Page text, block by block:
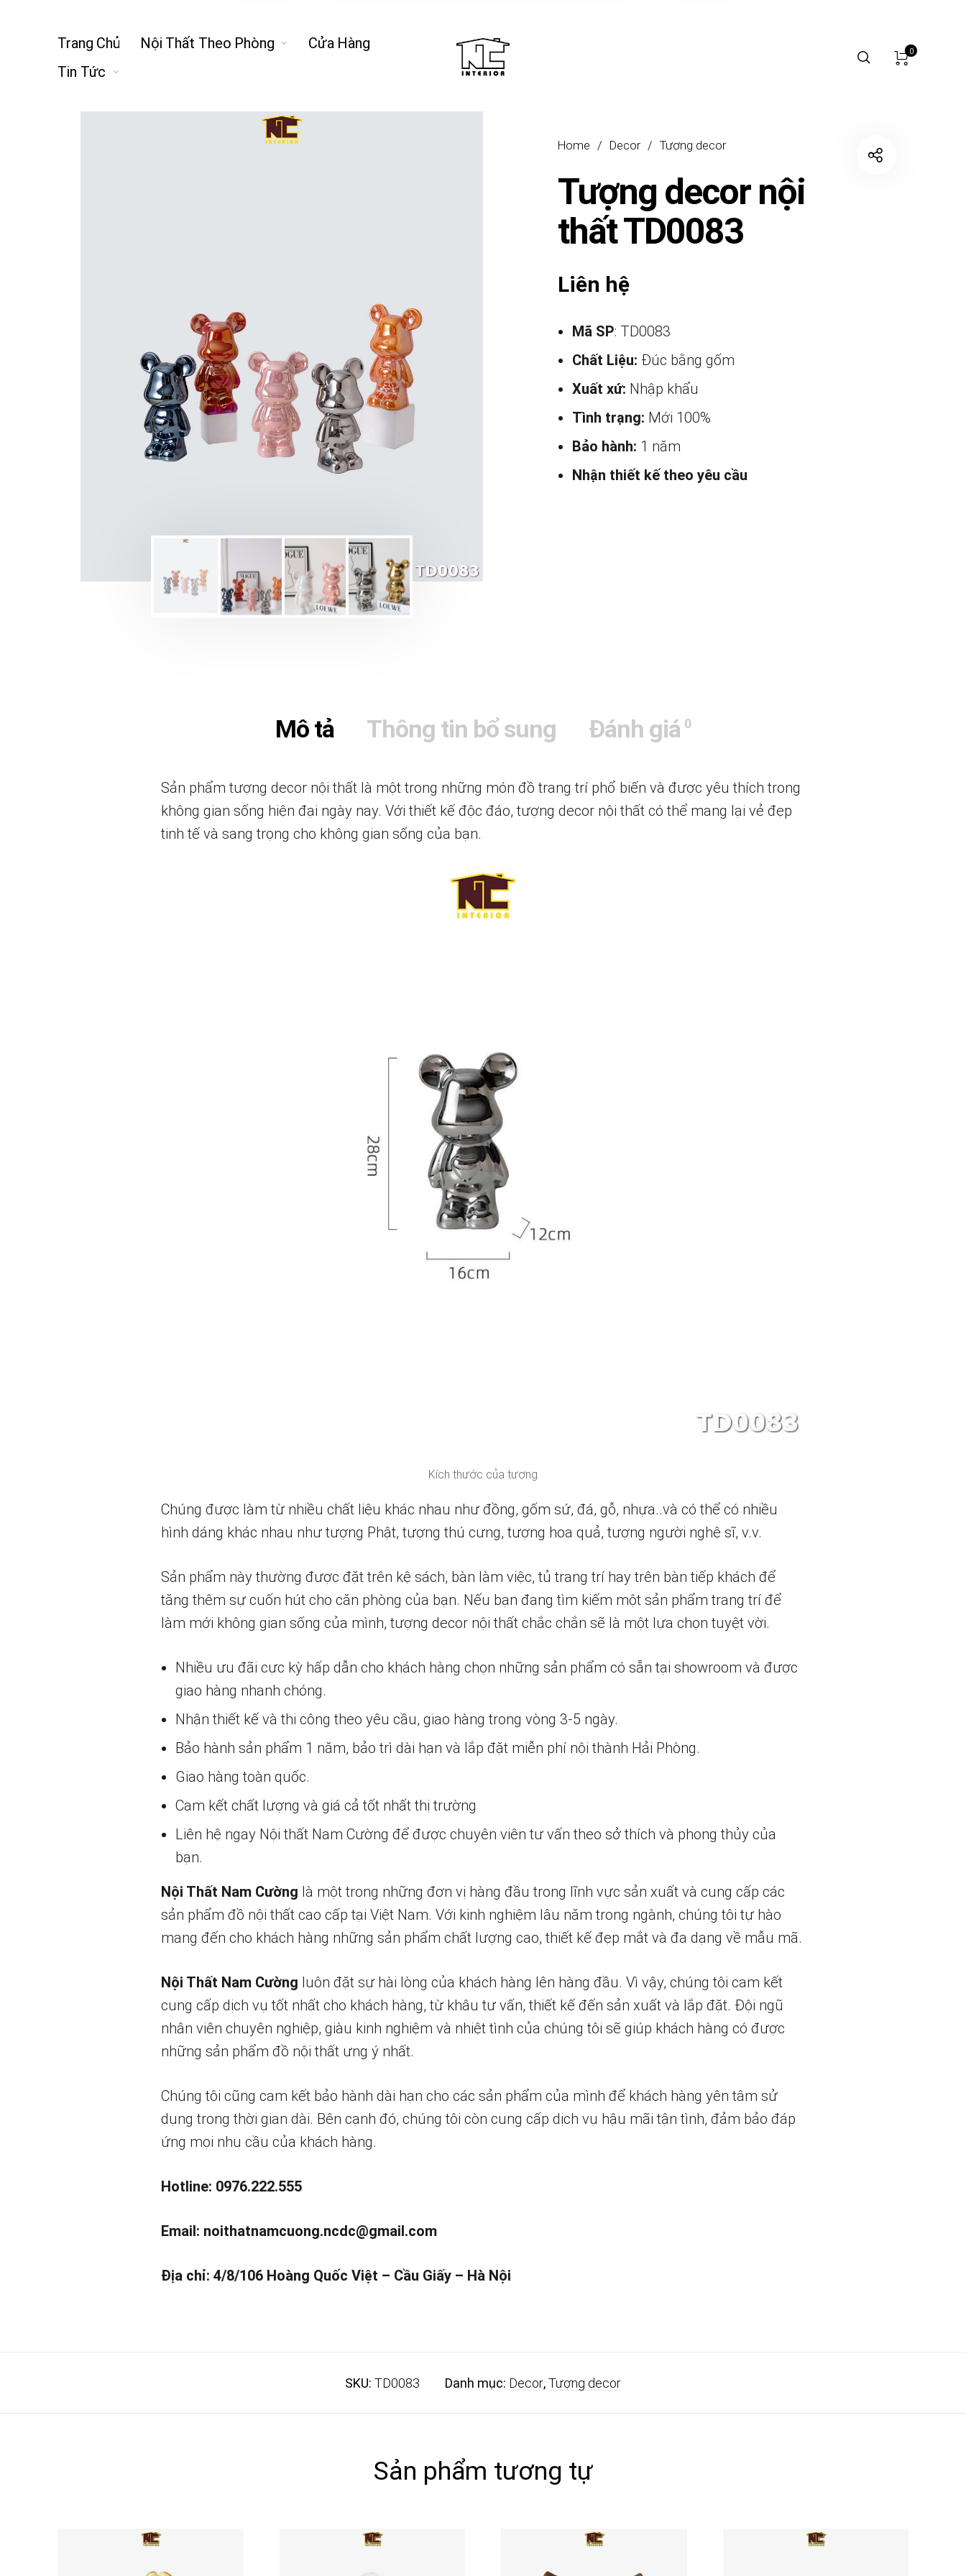
Trang Chủ Nội Thất Theo Phòng
Cửa Hàng
Tin Tức
0
Home / Decor / Tượng decor
Tượng decor nội
thất TD0083
Liên hệ
Mã SP: TD0083
Chất Liệu: Đúc bằng gốm
Xuất xứ: Nhập khẩu
Tình trạng: Mới 100%
Bảo hành: 1 năm
Nhận thiết kế theo yêu cầu
Mô tả Thông tin bổ sung Đánh giá 0
Sản phẩm tượng decor nội thất là một trong những món đồ trang trí phổ biến và được yêu thích trong
không gian sống hiện đại ngày nay. Với thiết kế độc đáo, tượng decor nội thất có thể mang lại vẻ đẹp
tinh tế và sang trọng cho không gian sống của bạn.
Kích thước của tượng
Chúng được làm từ nhiều chất liệu khác nhau như đồng, gốm sứ, đá, gỗ, nhựa..và có thể có nhiều
hình dáng khác nhau như tượng Phật, tượng thú cưng, tượng hoa quả, tượng người nghệ sĩ, v.v.
Sản phẩm này thường được đặt trên kệ sách, bàn làm việc, tủ trang trí hay trên bàn tiếp khách để
tăng thêm sự cuốn hút cho căn phòng của bạn. Nếu bạn đang tìm kiếm một sản phẩm trang trí để
làm mới không gian sống của mình, tượng decor nội thất chắc chắn sẽ là một lựa chọn tuyệt vời.
Nhiều ưu đãi cực kỳ hấp dẫn cho khách hàng chọn những sản phẩm có sẵn tại showroom và được
giao hàng nhanh chóng.
Nhận thiết kế và thi công theo yêu cầu, giao hàng trong vòng 3-5 ngày.
Bảo hành sản phẩm 1 năm, bảo trì dài hạn và lắp đặt miễn phí nội thành Hải Phòng.
Giao hàng toàn quốc.
Cam kết chất lượng và giá cả tốt nhất thị trường
Liên hệ ngay Nội thất Nam Cường để được chuyên viên tư vấn theo sở thích và phong thủy của
bạn.
Nội Thất Nam Cường là một trong những đơn vị hàng đầu trong lĩnh vực sản xuất và cung cấp các
sản phẩm đồ nội thất cao cấp tại Việt Nam. Với kinh nghiệm lâu năm trong ngành, chúng tôi tự hào
mang đến cho khách hàng những sản phẩm chất lượng cao, thiết kế đẹp mắt và đa dạng về mẫu mã.
Nội Thất Nam Cường luôn đặt sự hài lòng của khách hàng lên hàng đầu. Vì vậy, chúng tôi cam kết
cung cấp dịch vụ tốt nhất cho khách hàng, từ khâu tư vấn, thiết kế đến sản xuất và lắp đặt. Đội ngũ
nhân viên chuyên nghiệp, giàu kinh nghiệm và nhiệt tình của chúng tôi sẽ giúp khách hàng có được
những sản phẩm đồ nội thất ưng ý nhất.
Chúng tôi cũng cam kết bảo hành dài hạn cho các sản phẩm của mình để khách hàng yên tâm sử
dụng trong thời gian dài. Bên cạnh đó, chúng tôi còn cung cấp dịch vụ hậu mãi tận tình, đảm bảo đáp
ứng mọi nhu cầu của khách hàng.
Hotline: 0976.222.555
Email: noithatnamcuong.ncdc@gmail.com
Địa chỉ: 4/8/106 Hoàng Quốc Việt – Cầu Giấy – Hà Nội
SKU: TD0083 Danh mục: Decor,Tượng decor
Sản phẩm tương tự